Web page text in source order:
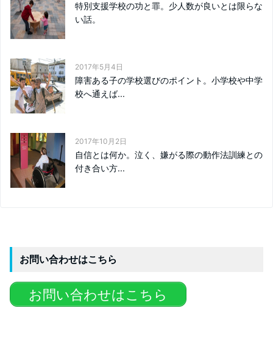
特別支援学校の功と罪。少人数が良いとは限らな
い話。
2017年5月4日
障害ある子の学校選びのポイント。小学校や中学
校へ通えば...
2017年10月2日
自信とは何か。泣く、嫌がる際の動作法訓練との
付き合い方...
お問い合わせはこちら
お問い合わせはこちら